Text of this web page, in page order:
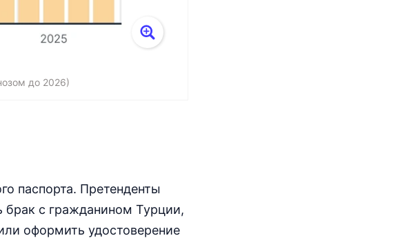
до 2026)
паспорта. Претенденты
брак с гражданином Турции,
оформить удостоверение